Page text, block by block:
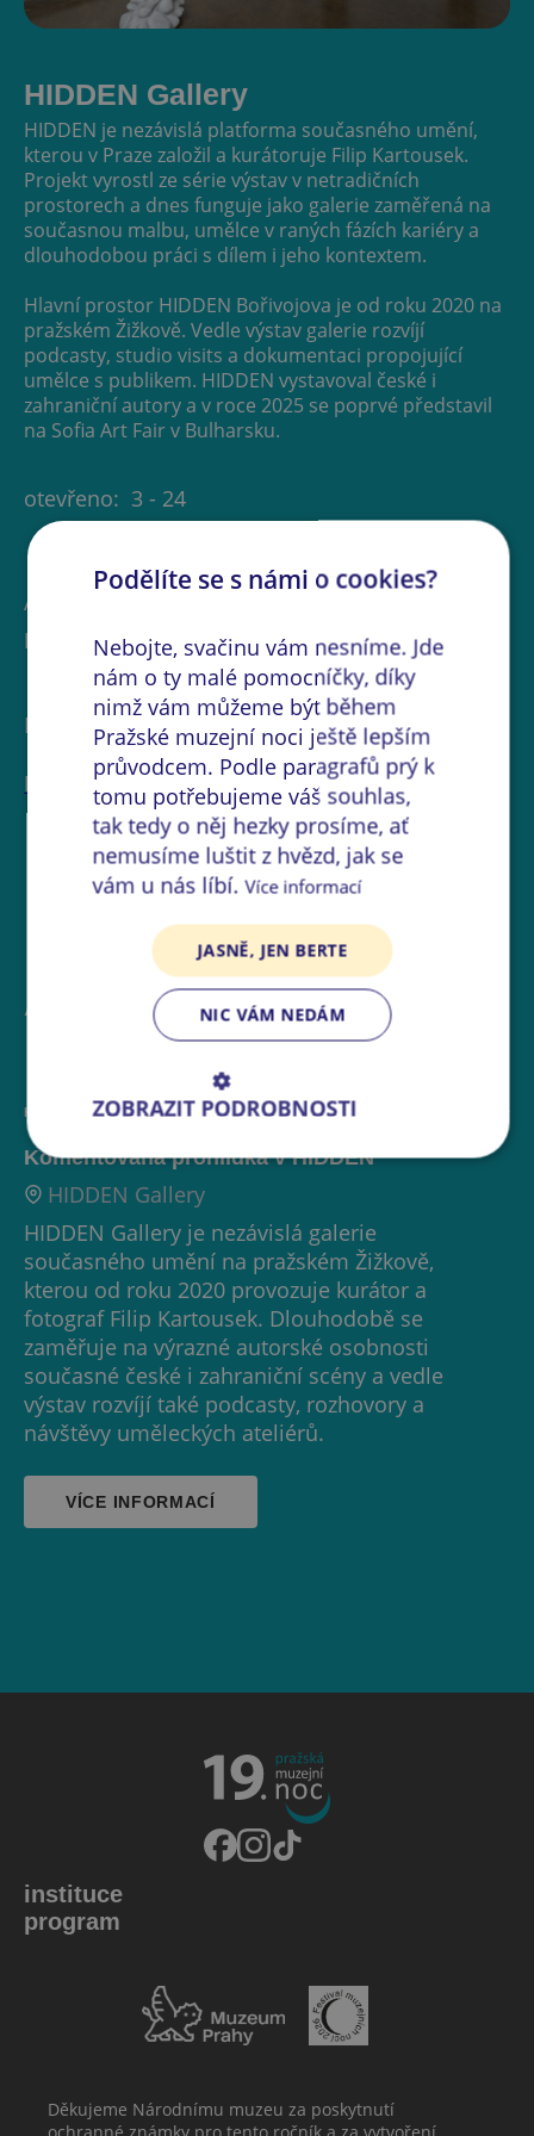
HIDDEN Gallery
HIDDEN je nezávislá platforma současného umění,
kterou v Praze založil a kurátoruje Filip Kartousek.
Projekt vyrostl ze série výstav v netradičních
prostorech a dnes funguje jako galerie zaměřená na
současnou malbu, umělce v raných fázích kariéry a
dlouhodobou práci s dílem i jeho kontextem.
Hlavní prostor HIDDEN Bořivojova je od roku 2020 na
pražském Žižkově. Vedle výstav galerie rozvíjí
podcasty, studio visits a dokumentaci propojující
umělce s publikem. HIDDEN vystavoval české i
zahraniční autory a v roce 2025 se poprvé představil
na Sofia Art Fair v Bulharsku.
otevřeno: 3 - 24
Adresa místa:
Bořivojova 106, 130 00 Praha 3-Žižkov
Instituce:
HIDDEN Gallery
Akce na místě
KOMENTOVANÁ PROHLÍDKA GALERIE
Komentovaná prohlídka v HIDDEN
HIDDEN Gallery
HIDDEN Gallery je nezávislá galerie
současného umění na pražském Žižkově,
kterou od roku 2020 provozuje kurátor a
fotograf Filip Kartousek. Dlouhodobě se
zaměřuje na výrazné autorské osobnosti
současné české i zahraniční scény a vedle
výstav rozvíjí také podcasty, rozhovory a
návštěvy uměleckých ateliérů.
VÍCE INFORMACÍ
instituce
program
Děkujeme Národnímu muzeu za poskytnutí
Podělíte se s námi o cookies?
Nebojte, svačinu vám nesníme. Jde
nám o ty malé pomocníčky, díky
nimž vám můžeme být během
Pražské muzejní noci ještě lepším
průvodcem. Podle paragrafů prý k
tomu potřebujeme váš souhlas,
tak tedy o něj hezky prosíme, ať
nemusíme luštit z hvězd, jak se
vám u nás líbí.Více informací
JASNĚ, JEN BERTE
NIC VÁM NEDÁM
ZOBRAZIT PODROBNOSTI